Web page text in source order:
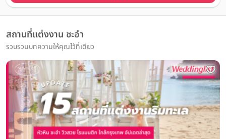
สถานที่แต่งงาน ชะอำ
รวบรวมบทความให้คุณไว้ที่เดียว